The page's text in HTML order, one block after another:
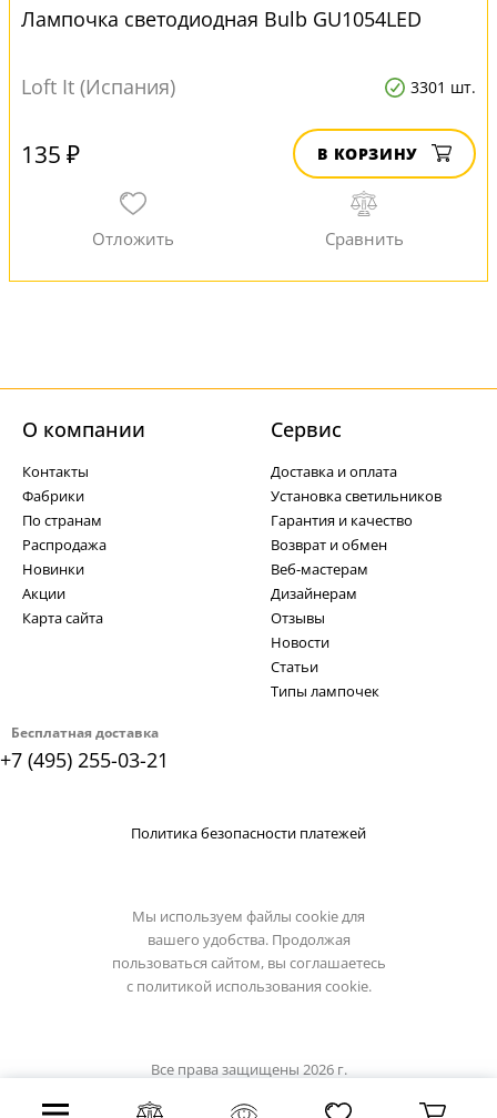
Лампочка светодиодная Bulb GU1054LED
Loft It (Испания) 3301 шт.
135 ₽ В КОРЗИНУ
Бесплатная доставка
+7 (495) 255-03-21
О компании
Контакты
Фабрики
По странам
Распродажа
Новинки
Акции
Карта сайта
Cервис
Доставка и оплата
Установка светильников
Гарантия и качество
Возврат и обмен
Веб-мастерам
Дизайнерам
Отзывы
Новости
Статьи
Типы лампочек
Политика безопасности платежей
Мы используем файлы cookie для
вашего удобства. Продолжая
пользоваться сайтом, вы соглашаетесь
с политикой использования cookie.
Все права защищены 2026 г.